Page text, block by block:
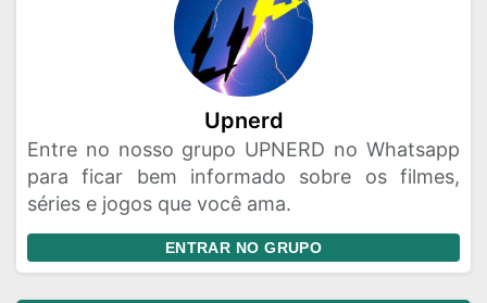
Upnerd
Entre no nosso grupo UPNERD no Whatsapp
para ficar bem informado sobre os filmes,
séries e jogos que você ama.
ENTRAR NO GRUPO